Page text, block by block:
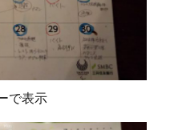
で表示